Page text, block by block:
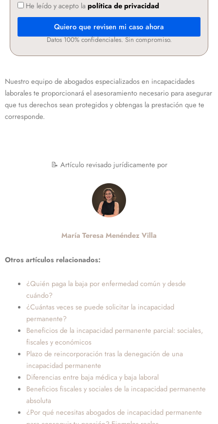
He leído y acepto la política de privacidad
Quiero que revisen mi caso ahora
Datos 100% confidenciales. Sin compromiso.
Nuestro equipo de abogados especializados en incapacidades
laborales te proporcionará el asesoramiento necesario para asegurar
que tus derechos sean protegidos y obtengas la prestación que te
corresponde.
📝 Artículo revisado jurídicamente por
María Teresa Menéndez Villa
Otros artículos relacionados:
¿Quién paga la baja por enfermedad común y desde
cuándo?
¿Cuántas veces se puede solicitar la incapacidad
permanente?
Beneficios de la incapacidad permanente parcial: sociales,
fiscales y económicos
Plazo de reincorporación tras la denegación de una
incapacidad permanente
Diferencias entre baja médica y baja laboral
Beneficios fiscales y sociales de la incapacidad permanente
absoluta
¿Por qué necesitas abogados de incapacidad permanente